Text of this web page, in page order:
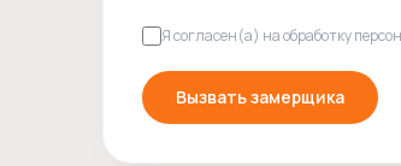
Я согласен(а) на обработку
Вызвать замерщика